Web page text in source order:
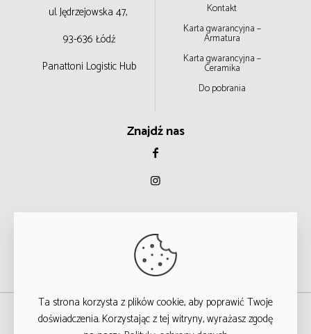
ul. Jędrzejowska 47,
93-636 Łódź
Panattoni Logistic Hub
Kontakt
Karta gwarancyjna –
Armatura
Karta gwarancyjna –
Ceramika
Do pobrania
Znajdź nas
© 2023
Ta strona korzysta z plików cookie, aby poprawić Twoje
doświadczenia. Korzystając z tej witryny, wyrażasz zgodę